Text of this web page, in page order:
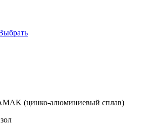
(цинко-алюминиевый сплав)